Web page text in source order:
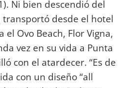
Ni bien descendió del
transportó desde el hotel
el Ovo Beach, Flor Vigna,
vez en su vida a Punta
con el atardecer. “Es de
con un diseño “all